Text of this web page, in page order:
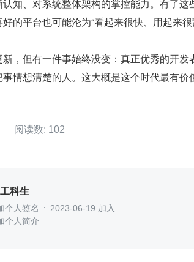
知、对系统整体架构的掌控能力。有了这
的平台也可能沦为“看起来很快、用起来很
，但有一件事始终没变：真正优秀的开发
情想清楚的人。这大概是这个时代最有价
阅读数: 102
科生
个人签名
2023-06-19 加入
个人简介